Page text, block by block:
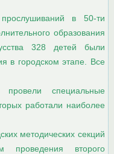
в 50-ти
образования
328 детей были
в городском этапе. Все
специальные
работали наиболее
методических секций
проведения второго